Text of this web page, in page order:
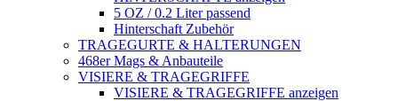
5 OZ / 0.2 Liter passend
Hinterschaft Zubehör
TRAGEGURTE & HALTERUNGEN
468er Mags & Anbauteile
VISIERE & TRAGEGRIFFE
VISIERE & TRAGEGRIFFE anzeigen